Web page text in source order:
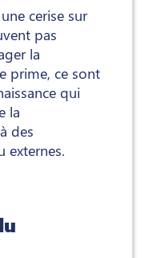
cerise sur
pas
la
prime, ce sont
qui
la
des
externes.